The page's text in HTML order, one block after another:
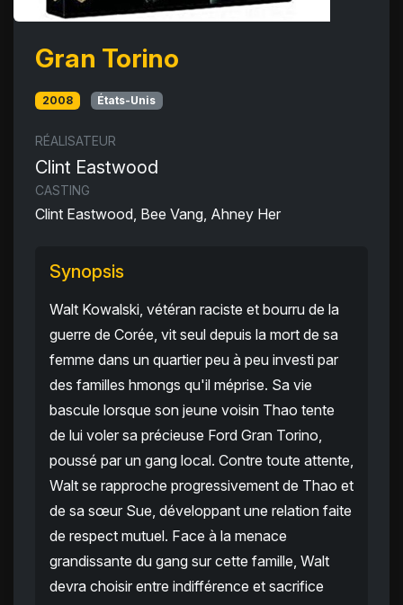
Gran Torino
2008 États-Unis
RÉALISATEUR
Clint Eastwood
CASTING
Clint Eastwood, Bee Vang, Ahney Her
Synopsis
Walt Kowalski, vétéran raciste et bourru de la
guerre de Corée, vit seul depuis la mort de sa
femme dans un quartier peu à peu investi par
des familles hmongs qu'il méprise. Sa vie
bascule lorsque son jeune voisin Thao tente
de lui voler sa précieuse Ford Gran Torino,
poussé par un gang local. Contre toute attente,
Walt se rapproche progressivement de Thao et
de sa sœur Sue, développant une relation faite
de respect mutuel. Face à la menace
grandissante du gang sur cette famille, Walt
devra choisir entre indifférence et sacrifice